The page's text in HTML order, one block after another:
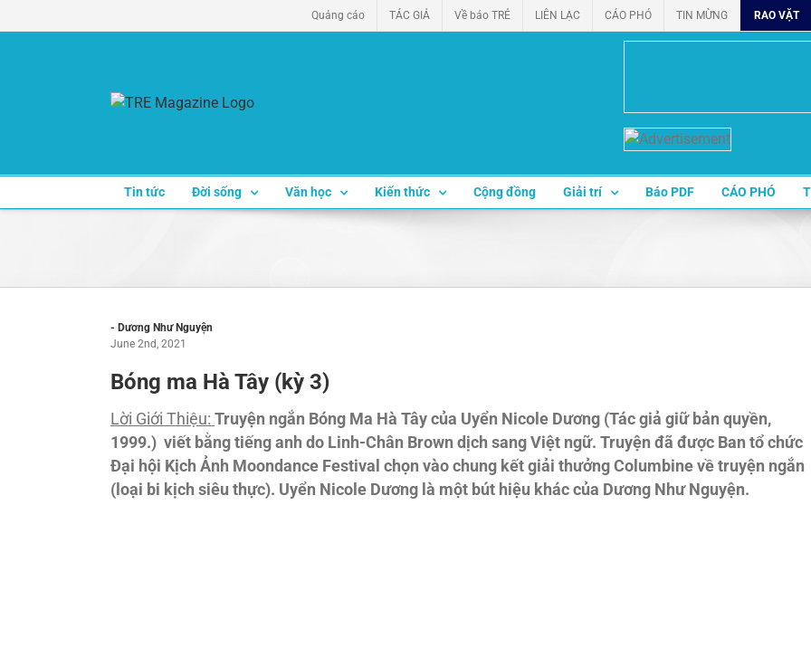
to
Quảng cáo TÁC GIẢ Về báo TRẺ LIÊN LẠC CÁO PHÓ TIN MỪNG RAO VẶT
Tin tức Đời sống Văn học Kiến thức Cộng đồng Giải trí Báo PDF CÁO PHÓ
- Dương Như Nguyện
June 2nd, 2021
Bóng ma Hà Tây (kỳ 3)
Lời Giới Thiệu: Truyện ngắn Bóng Ma Hà Tây của Uyển Nicole Dương (Tác giả giữ bản quyền,
1999.) viết bằng tiếng anh do Linh-Chân Brown dịch sang Việt ngữ. Truyện đã được Ban tổ chức
Đại hội Kịch Ảnh Moondance Festival chọn vào chung kết giải thưởng Columbine về truyện ngắn
(loại bi kịch siêu thực). Uyển Nicole Dương là một bút hiệu khác của Dương Như Nguyện.